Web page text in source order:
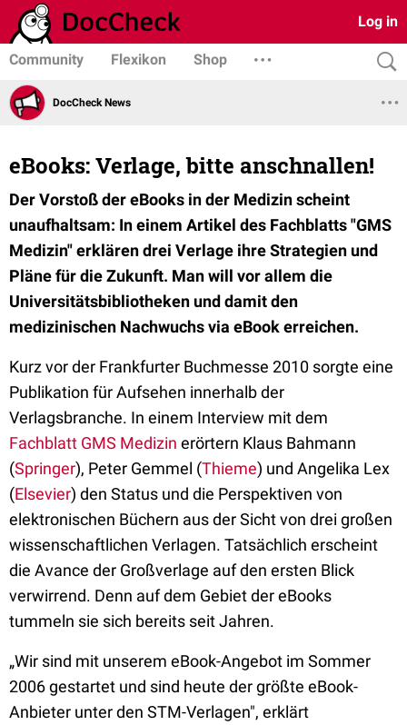
Log in
Community Flexikon Shop
DocCheck News
eBooks: Verlage, bitte anschnallen!
Der Vorstoß der eBooks in der Medizin scheint
unaufhaltsam: In einem Artikel des Fachblatts "GMS
Medizin" erklären drei Verlage ihre Strategien und
Pläne für die Zukunft. Man will vor allem die
Universitätsbibliotheken und damit den
medizinischen Nachwuchs via eBook erreichen.
Kurz vor der Frankfurter Buchmesse 2010 sorgte eine
Publikation für Aufsehen innerhalb der
Verlagsbranche. In einem Interview mit dem
Fachblatt GMS Medizin erörtern Klaus Bahmann
(Springer), Peter Gemmel (Thieme) und Angelika Lex
(Elsevier) den Status und die Perspektiven von
elektronischen Büchern aus der Sicht von drei großen
wissenschaftlichen Verlagen. Tatsächlich erscheint
die Avance der Großverlage auf den ersten Blick
verwirrend. Denn auf dem Gebiet der eBooks
tummeln sie sich bereits seit Jahren.
„Wir sind mit unserem eBook-Angebot im Sommer
2006 gestartet und sind heute der größte eBook-
Anbieter unter den STM-Verlagen", erklärt